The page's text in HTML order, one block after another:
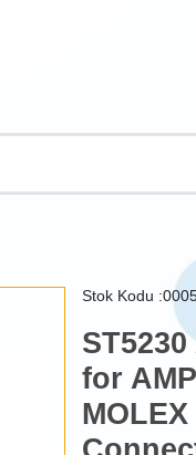
Stok Kodu
for